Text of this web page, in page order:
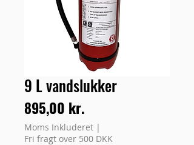
9 L vandslukker
895,00 kr.
Moms Inkluderet |
Fri fragt over 500 DKK